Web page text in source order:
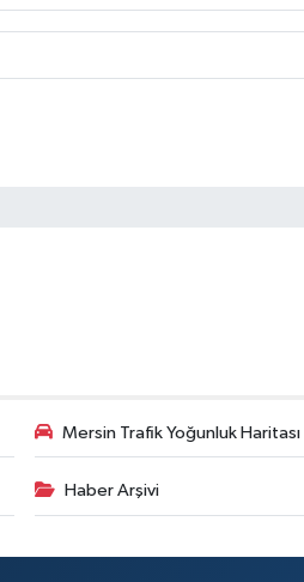
Mersin Trafik Yoğunluk Haritası
Haber Arşivi